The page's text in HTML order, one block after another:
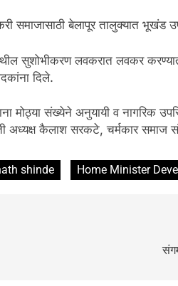
समाजासाठी बेलापूर तालुक्यात
येथील सुशोभीकरण लवकरात लवकर
दिले.
मोठ्या संख्येने अनुयायी व नागरिक
अध्यक्ष कैलाश सरकटे, चर्मकार समाज
shinde Home Minister